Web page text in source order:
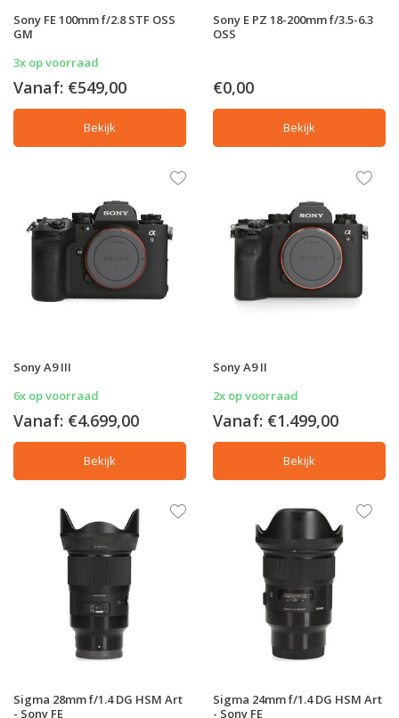
Sony FE 100mm f/2.8 STF OSS
GM
3x op voorraad
Vanaf: €549,00
Bekijk
Sony E PZ 18-200mm f/3.5-6.3
OSS
€0,00
Bekijk
Sony A9 III
6x op voorraad
Vanaf: €4.699,00
Bekijk
Sony A9 II
2x op voorraad
Vanaf: €1.499,00
Bekijk
Sigma 28mm f/1.4 DG HSM Art
- Sony FE
Sigma 24mm f/1.4 DG HSM Art
- Sony FE